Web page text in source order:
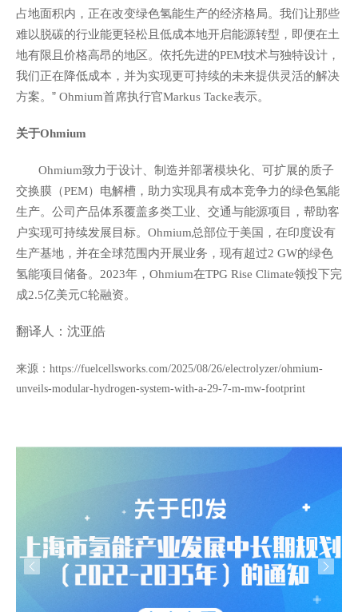
占地面积内，正在改变绿色氢能生产的经济格局。我们让那些
难以脱碳的行业能更轻松且低成本地开启能源转型，即便在土
地有限且价格高昂的地区。依托先进的PEM技术与独特设计，
我们正在降低成本，并为实现更可持续的未来提供灵活的解决
方案。” Ohmium首席执行官Markus Tacke表示。
关于Ohmium
Ohmium致力于设计、制造并部署模块化、可扩展的质子
交换膜（PEM）电解槽，助力实现具有成本竞争力的绿色氢能
生产。公司产品体系覆盖多类工业、交通与能源项目，帮助客
户实现可持续发展目标。 Ohmium总部位于美国，在印度设有
生产基地，并在全球范围内开展业务，现有超过2 GW的绿色
氢能项目储备。 2023年， Ohmium在TPG Rise Climate领投下完
成2.5亿美元C轮融资。
翻译人：沈亚皓
来源： https://fuelcellsworks.com/2025/08/26/electrolyzer/ohmium-
unveils-modular-hydrogen-system-with-a-29-7-m-mw-footprint